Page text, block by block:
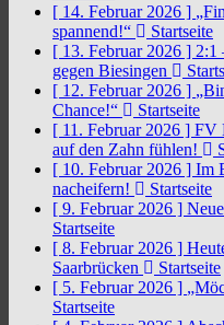
[ 14. Februar 2026 ]
spannend!“
Startseite
[ 13. Februar 2026 ] 2:1
gegen Biesingen
[ 12. Februar 2026 ]
Chance!“
Startseite
[ 11. Februar 2026 ] FV
auf den Zahn fühlen!
[ 10. Februar 2026 ] Im
nacheifern!
Startseite
[ 9. Februar 2026 ]
Startseite
[ 8. Februar 2026 ]
Saarbrücken
Startseite
[ 5. Februar 2026 ]
Startseite